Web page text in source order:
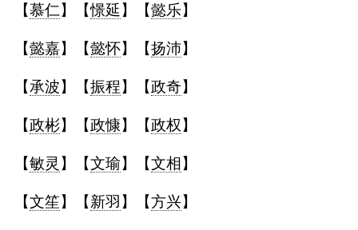
【慕仁】【憬延 】【懿乐】
【懿嘉】【懿怀】【扬沛】
【承波】【振程】【政奇】
【政彬】【政慷】【政权 】
【敏灵 】【文瑜】【文相 】
【文笙】【新羽 】【方兴】